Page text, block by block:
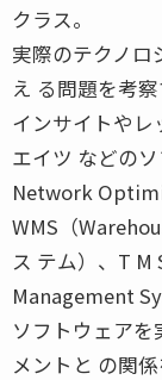
クラス。
実際のテクノロ
え る問題を考察
インサイトやレ
エイツ などの
Network
WMS（
ス テム）、T
Management
ソフトウェア
メントと の関係